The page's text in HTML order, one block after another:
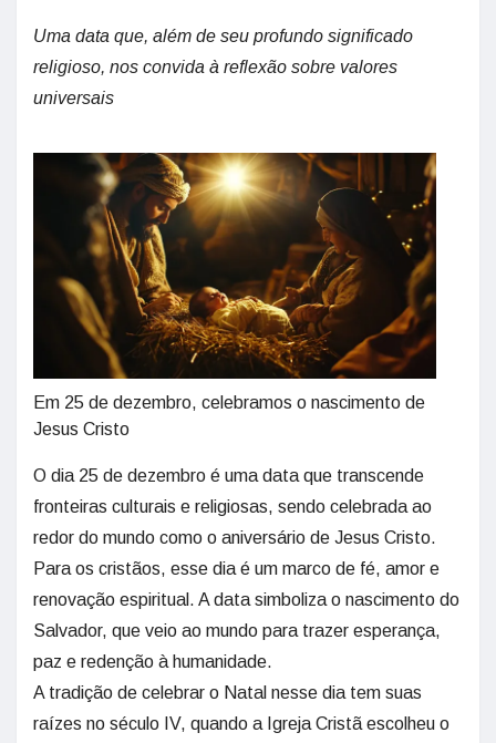
Uma data que, além de seu profundo significado
religioso, nos convida à reflexão sobre valores
universais
Em 25 de dezembro, celebramos o nascimento de
Jesus Cristo
O dia 25 de dezembro é uma data que transcende
fronteiras culturais e religiosas, sendo celebrada ao
redor do mundo como o aniversário de Jesus Cristo.
Para os cristãos, esse dia é um marco de fé, amor e
renovação espiritual. A data simboliza o nascimento do
Salvador, que veio ao mundo para trazer esperança,
paz e redenção à humanidade.
A tradição de celebrar o Natal nesse dia tem suas
raízes no século IV, quando a Igreja Cristã escolheu o